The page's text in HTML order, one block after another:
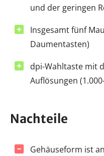
und der geringen
Insgesamt fünf
Daumentasten)
dpi-Wahltaste mit
Auflösungen
Nachteile
Gehäuseform ist